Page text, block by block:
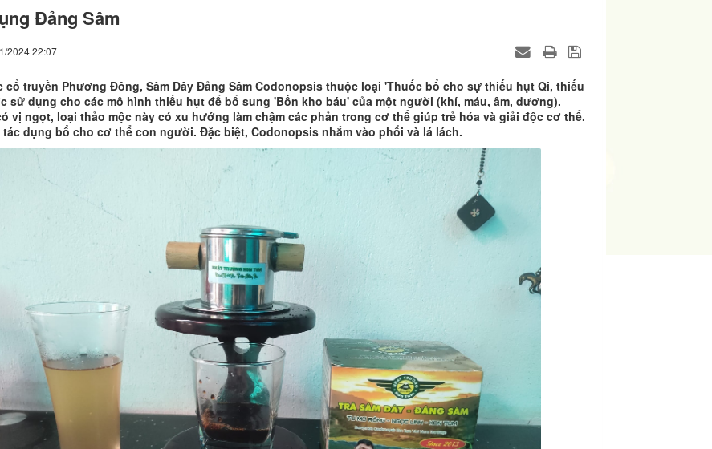
Đảng Sâm
2024 22:07
cổ truyền Phương Đông, Sâm Dây Đảng Sâm Codonopsis thuộc loại 'Thuốc bổ cho sự thiếu hụt Qi, thiếu
sử dụng cho các mô hình thiếu hụt để bổ sung 'Bốn kho báu' của một người (khí, máu, âm, dương).
vị ngọt, loại thảo mộc này có xu hướng làm chậm các phản trong cơ thể giúp trẻ hóa và giải độc cơ thể.
tác dụng bổ cho cơ thể con người. Đặc biệt, Codonopsis nhắm vào phổi và lá lách.